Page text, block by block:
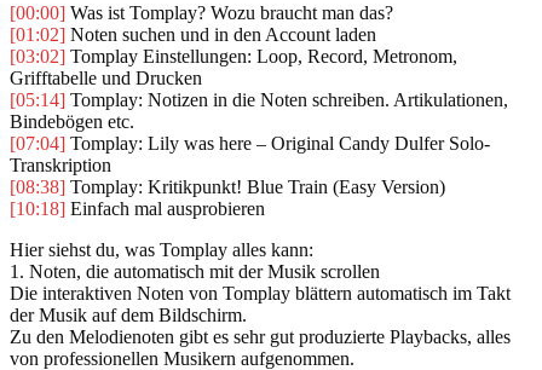
[00:00] Was ist Tomplay? Wozu braucht man das?
[01:02] Noten suchen und in den Account laden
[03:02] Tomplay Einstellungen: Loop, Record, Metronom,
Grifftabelle und Drucken
[05:14] Tomplay: Notizen in die Noten schreiben. Artikulationen,
Bindebögen etc.
[07:04] Tomplay: Lily was here – Original Candy Dulfer Solo-
Transkription
[08:38] Tomplay: Kritikpunkt! Blue Train (Easy Version)
[10:18] Einfach mal ausprobieren
Hier siehst du, was Tomplay alles kann:
1. Noten, die automatisch mit der Musik scrollen
Die interaktiven Noten von Tomplay blättern automatisch im Takt
der Musik auf dem Bildschirm.
Zu den Melodienoten gibt es sehr gut produzierte Playbacks, alles
von professionellen Musikern aufgenommen.